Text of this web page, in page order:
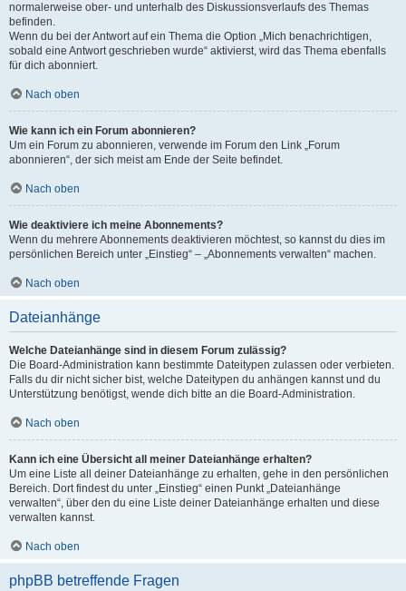
normalerweise ober- und unterhalb des Diskussionsverlaufs des Themas
befinden.
Wenn du bei der Antwort auf ein Thema die Option „Mich benachrichtigen,
sobald eine Antwort geschrieben wurde“ aktivierst, wird das Thema ebenfalls
für dich abonniert.
Nach oben
Wie kann ich ein Forum abonnieren?
Um ein Forum zu abonnieren, verwende im Forum den Link „Forum
abonnieren“, der sich meist am Ende der Seite befindet.
Nach oben
Wie deaktiviere ich meine Abonnements?
Wenn du mehrere Abonnements deaktivieren möchtest, so kannst du dies im
persönlichen Bereich unter „Einstieg“ – „Abonnements verwalten“ machen.
Nach oben
Dateianhänge
Welche Dateianhänge sind in diesem Forum zulässig?
Die Board-Administration kann bestimmte Dateitypen zulassen oder verbieten.
Falls du dir nicht sicher bist, welche Dateitypen du anhängen kannst und du
Unterstützung benötigst, wende dich bitte an die Board-Administration.
Nach oben
Kann ich eine Übersicht all meiner Dateianhänge erhalten?
Um eine Liste all deiner Dateianhänge zu erhalten, gehe in den persönlichen
Bereich. Dort findest du unter „Einstieg“ einen Punkt „Dateianhänge
verwalten“, über den du eine Liste deiner Dateianhänge erhalten und diese
verwalten kannst.
Nach oben
phpBB betreffende Fragen